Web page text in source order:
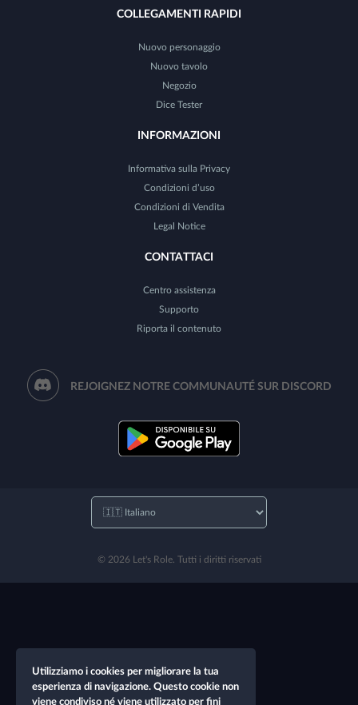
COLLEGAMENTI RAPIDI
Nuovo personaggio
Nuovo tavolo
Negozio
Dice Tester
INFORMAZIONI
Informativa sulla Privacy
Condizioni d’uso
Condizioni di Vendita
Legal Notice
CONTATTACI
Centro assistenza
Supporto
Riporta il contenuto
REJOIGNEZ NOTRE COMMUNAUTÉ SUR DISCORD
© 2026 Let's Role. Tutti i diritti riservati
Utilizziamo i cookies per migliorare la tua
esperienza di navigazione. Questo cookie non
viene condiviso né viene utilizzato per fini